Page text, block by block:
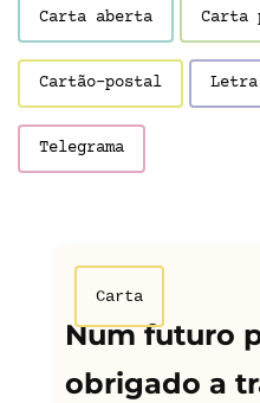
Carta aberta Carta
Cartão-postal Letra
Telegrama
Carta
Num futuro
obrigado a